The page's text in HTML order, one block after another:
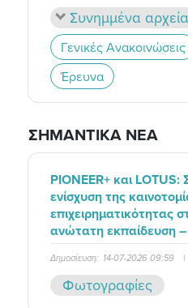
Συνημμένα αρχεία
Γενικές Ανακοινώσεις
Έρευνα
ΣΗΜΑΝΤΙΚΑ ΝΕΑ
PIONEER+ και LOTUS:
ενίσχυση της
επιχειρηματικότητας
ανώτατη εκπαίδευση
Δημοσίευση: 14-07-2026 09:59 |
Φωτογραφίες